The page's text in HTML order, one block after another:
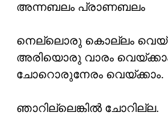
അന്നബലം പ്രാണബലം
നെല്ലൊരു കൊല്ലം
അരിയൊരു വാരം
ചോറൊരുനേരം വെയ്ക്കാം.
ഞാറില്ലെങ്കിൽ ചോറില്ല.